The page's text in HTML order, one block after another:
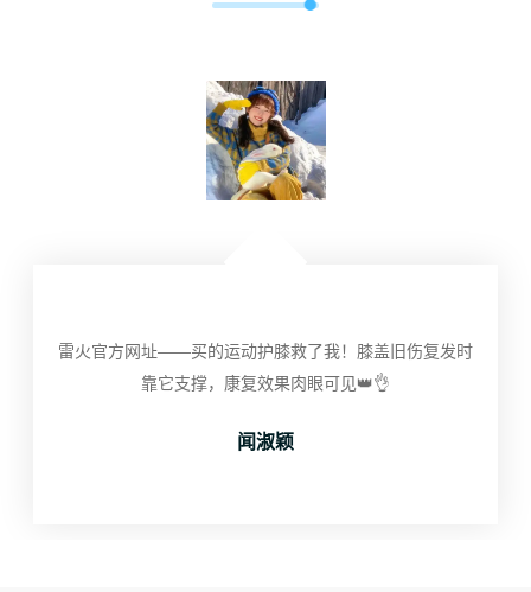
雷火官方网址——买的运动护膝救了我！膝盖旧伤复发时
靠它支撑，康复效果肉眼可见👑👌
闻淑颖